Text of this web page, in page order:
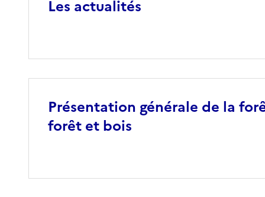
Les actualités
Présentation générale de la
forêt et bois